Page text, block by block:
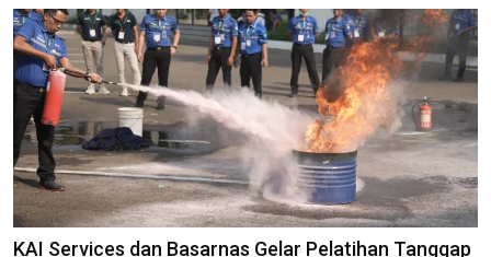
KAI Services dan Basarnas Gelar Pelatihan Tanggap